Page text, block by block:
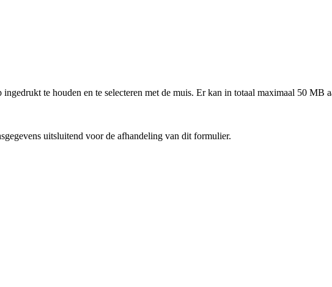
te houden en te selecteren met de muis. Er kan in totaal maximaal 50 MB
uitsluitend voor de afhandeling van dit formulier.